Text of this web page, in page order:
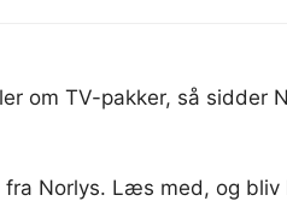
om TV-pakker, så sidder
Norlys. Læs med, og bliv